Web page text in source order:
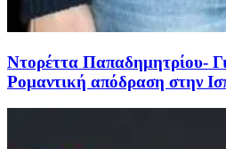
Ντορέττα Παπαδημητρίου-
Ρομαντική απόδραση στην